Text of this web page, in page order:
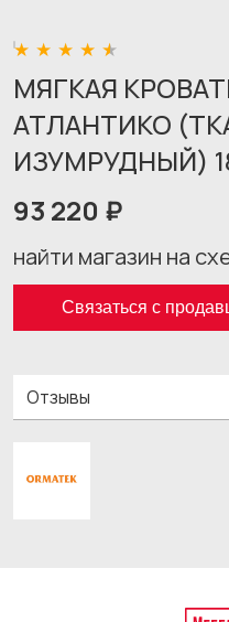
МЯГКАЯ
АТЛАНТИКО
ИЗУМРУДНЫЙ)
93 220 ₽
найти магазин на
Связаться с
Отзывы